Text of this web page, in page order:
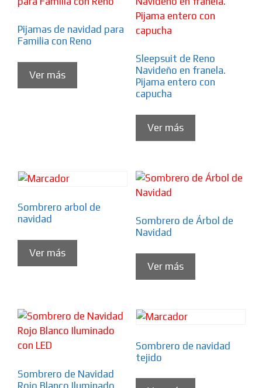
Pijamas de navidad para
Familia con Reno
Ver más
Sleepsuit de Reno
Navideño en franela.
Pijama entero con
capucha
Ver más
Sombrero arbol de
navidad
Ver más
Sombrero de Árbol de
Navidad
Ver más
Sombrero de Navidad
Rojo Blanco Iluminado
Sombrero de navidad
tejido